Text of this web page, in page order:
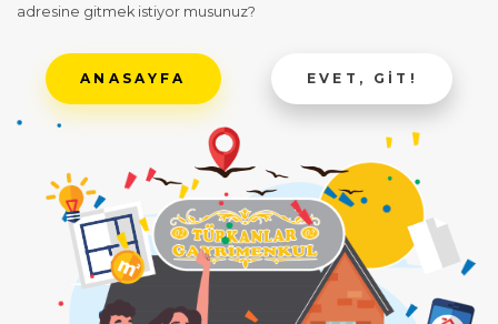
adresine gitmek istiyor musunuz?
ANASAYFA EVET, GIT!